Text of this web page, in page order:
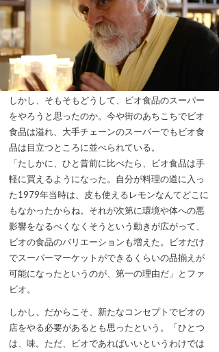
しかし、そもそもどうして、ビオ食品のスーパー
をやろうと思ったのか。今や街のあちこちでビオ
食品は溢れ、大手チェーンのスーパーでもビオ食
品は目立つところに並べられている。
「たしかに、ひと昔前に比べたら、ビオ食品は手
軽に買えるようになった。自分が料理の道に入っ
た1979年当時は、皮も使えるレモンなんてどこに
もなかったからね。それが次第に環境や体への悪
影響をなるべくなくそうという動きが広がって、
ビオの食品のバリエーションも増えた。ビオだけ
でスーパーマーケットができるくらいの品揃えが
可能になったというのが、第一の理由だ」とファ
ビオ。
しかし、だからこそ、新たなコンセプトでビオの
店をやる必要があるとも思ったという。「ひとつ
は、味。ただ、ビオであればいいというわけでは